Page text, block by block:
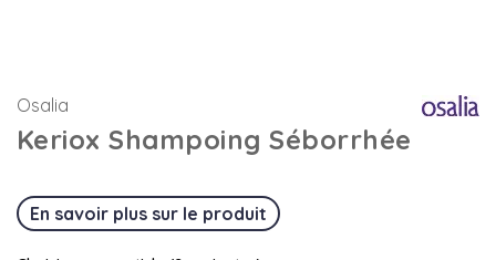
Osalia
Keriox Shampoing Séborrhée
En savoir plus sur le produit